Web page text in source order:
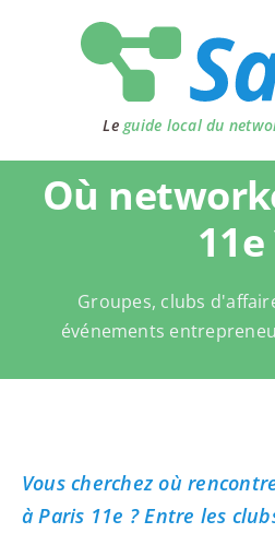
Le guide local du
Où
11e
Groupes, clubs
événements
Vous cherchez où
à Paris 11e ? Entre les